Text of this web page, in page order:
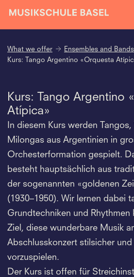
What we offer
Ensembles and Bands
Kurs: Tango Argentino «Orquesta
Kurs: Tango Argentino
Atípica»
In diesem Kurs werden Tangos,
Milongas aus Argentinien in
Orchesterformation gespielt.
besteht hauptsächlich aus
der sogenannten «goldenen
(1930–1950). Wir lernen dabei
Grundtechniken und Rhythmen
Ziel, diese wunderbare Musik
Abschlusskonzert stilsicher
vorzuspielen.
Der Kurs ist offen für